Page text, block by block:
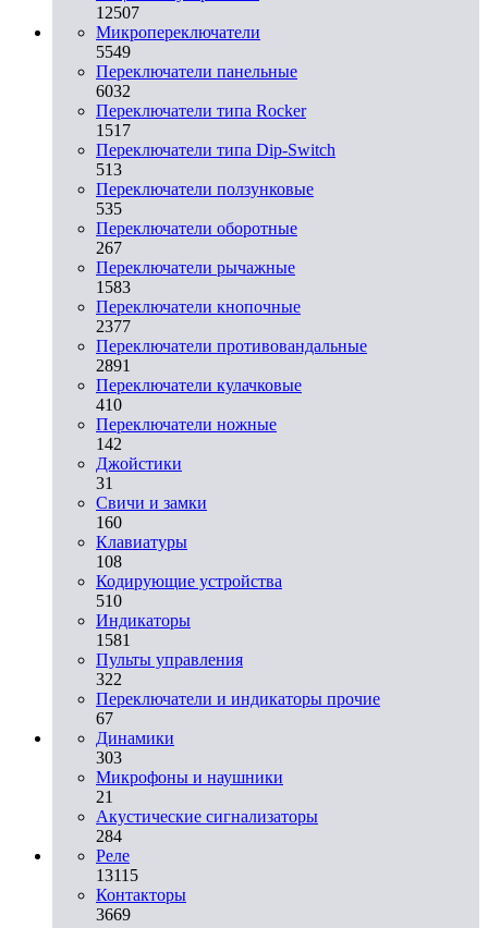
12507
Микропереключатели
5549
Переключатели панельные
6032
Переключатели типа Rocker
1517
Переключатели типа Dip-Switch
513
Переключатели ползунковые
535
Переключатели оборотные
267
Переключатели рычажные
1583
Переключатели кнопочные
2377
Переключатели противовандальные
2891
Переключатели кулачковые
410
Переключатели ножные
142
Джойстики
31
Свичи и замки
160
Клавиатуры
108
Кодирующие устройства
510
Индикаторы
1581
Пульты управления
322
Переключатели и индикаторы прочие
67
Динамики
303
Микрофоны и наушники
21
Акустические сигнализаторы
284
Реле
13115
Контакторы
3669